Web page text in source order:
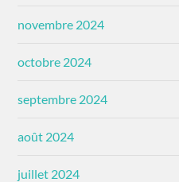
novembre 2024
octobre 2024
septembre 2024
août 2024
juillet 2024